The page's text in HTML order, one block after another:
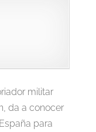
militar
da a conocer
para